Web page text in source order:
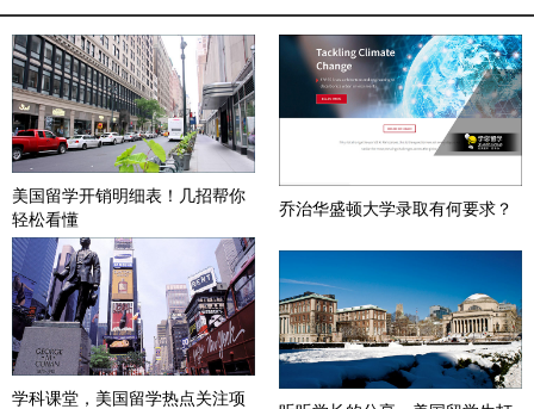
美国留学开销明细表！几招帮你
轻松看懂
学科课堂，美国留学热点关注项
乔治华盛顿大学录取有何要求？